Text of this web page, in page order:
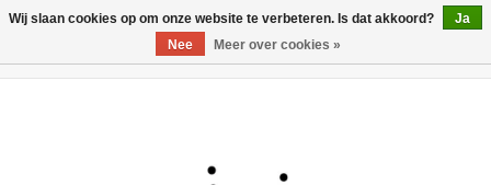
Wij slaan cookies op om onze website te verbeteren. Is dat akkoord?
Ja
Nee
Meer over cookies »